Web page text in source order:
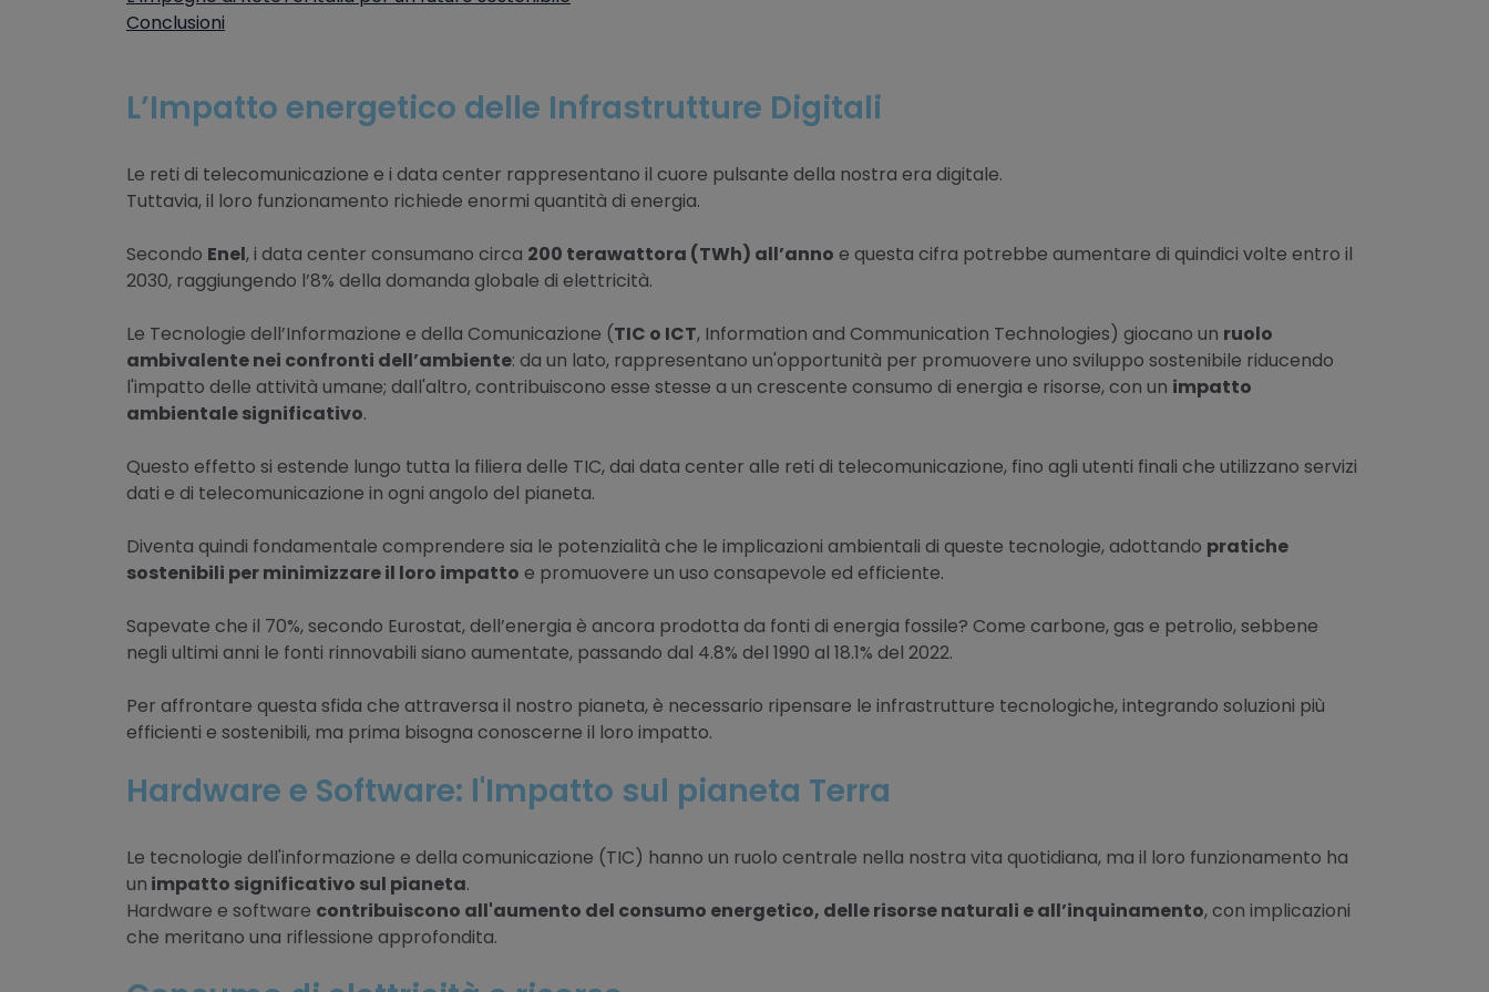
Conclusioni
L’Impatto energetico delle Infrastrutture Digitali
Le reti di telecomunicazione e i data center rappresentano il cuore pulsante della nostra era digitale.
Tuttavia, il loro funzionamento richiede enormi quantità di energia.
Secondo Enel, i data center consumano circa 200 terawattora (TWh) all’anno e questa cifra potrebbe aumentare di quindici volte entro il
2030, raggiungendo l’8% della domanda globale di elettricità.
Le Tecnologie dell’Informazione e della Comunicazione (TIC o ICT, Information and Communication Technologies) giocano un ruolo
ambivalente nei confronti dell’ambiente: da un lato, rappresentano un'opportunità per promuovere uno sviluppo sostenibile riducendo
l'impatto delle attività umane; dall'altro, contribuiscono esse stesse a un crescente consumo di energia e risorse, con un impatto
ambientale significativo.
Questo effetto si estende lungo tutta la filiera delle TIC, dai data center alle reti di telecomunicazione, fino agli utenti finali che utilizzano servizi
dati e di telecomunicazione in ogni angolo del pianeta.
Diventa quindi fondamentale comprendere sia le potenzialità che le implicazioni ambientali di queste tecnologie, adottando pratiche
sostenibili per minimizzare il loro impatto e promuovere un uso consapevole ed efficiente.
Sapevate che il 70%, secondo Eurostat, dell’energia è ancora prodotta da fonti di energia fossile? Come carbone, gas e petrolio, sebbene
negli ultimi anni le fonti rinnovabili siano aumentate, passando dal 4.8% del 1990 al 18.1% del 2022.
Per affrontare questa sfida che attraversa il nostro pianeta, è necessario ripensare le infrastrutture tecnologiche, integrando soluzioni più
efficienti e sostenibili, ma prima bisogna conoscerne il loro impatto.
Hardware e Software: l'Impatto sul pianeta Terra
Le tecnologie dell'informazione e della comunicazione (TIC) hanno un ruolo centrale nella nostra vita quotidiana, ma il loro funzionamento ha
un impatto significativo sul pianeta.
Hardware e software contribuiscono all'aumento del consumo energetico, delle risorse naturali e all’inquinamento, con implicazioni
che meritano una riflessione approfondita.